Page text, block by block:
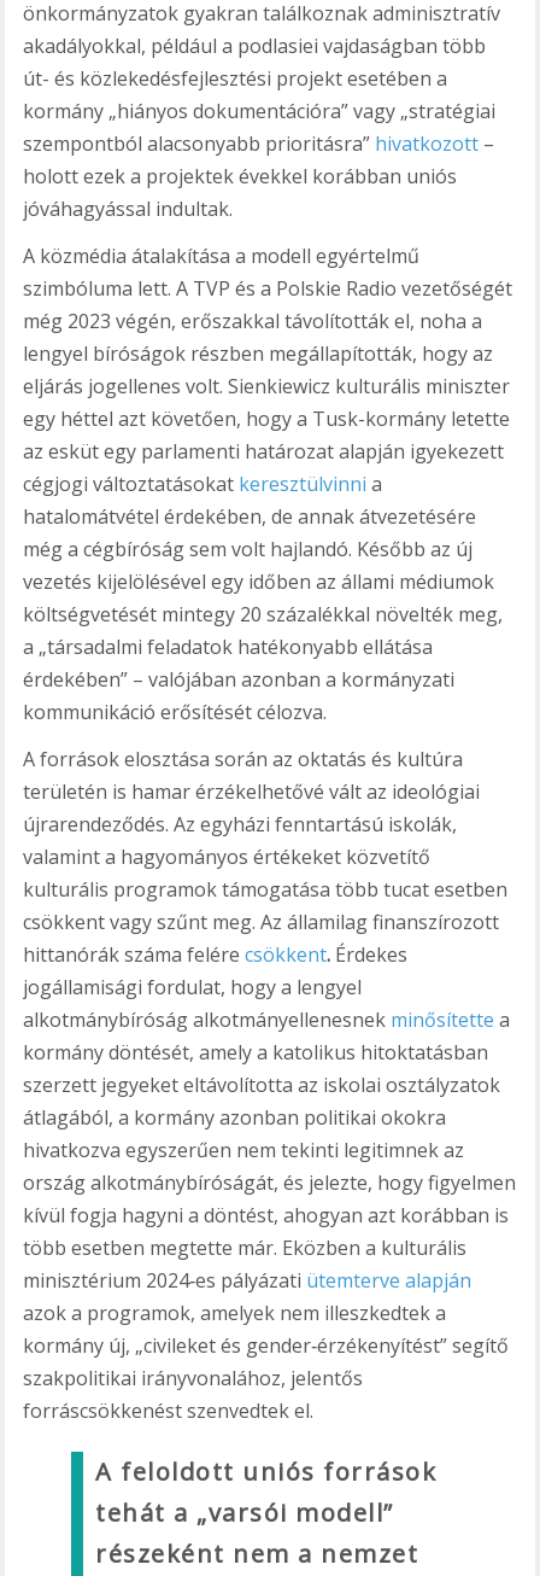
önkormányzatok gyakran találkoznak adminisztratív
akadályokkal, például a podlasiei vajdaságban több
út- és közlekedésfejlesztési projekt esetében a
kormány „hiányos dokumentációra” vagy „stratégiai
szempontból alacsonyabb prioritásra” hivatkozott –
holott ezek a projektek évekkel korábban uniós
jóváhagyással indultak.
A közmédia átalakítása a modell egyértelmű
szimbóluma lett. A TVP és a Polskie Radio vezetőségét
még 2023 végén, erőszakkal távolították el, noha a
lengyel bíróságok részben megállapították, hogy az
eljárás jogellenes volt. Sienkiewicz kulturális miniszter
egy héttel azt követően, hogy a Tusk-kormány letette
az esküt egy parlamenti határozat alapján igyekezett
cégjogi változtatásokat keresztülvinni a
hatalomátvétel érdekében, de annak átvezetésére
még a cégbíróság sem volt hajlandó. Később az új
vezetés kijelölésével egy időben az állami médiumok
költségvetését mintegy 20 százalékkal növelték meg,
a „társadalmi feladatok hatékonyabb ellátása
érdekében” – valójában azonban a kormányzati
kommunikáció erősítését célozva.
A források elosztása során az oktatás és kultúra
területén is hamar érzékelhetővé vált az ideológiai
újrarendeződés. Az egyházi fenntartású iskolák,
valamint a hagyományos értékeket közvetítő
kulturális programok támogatása több tucat esetben
csökkent vagy szűnt meg. Az államilag finanszírozott
hittanórák száma felérecsökkent. Érdekes
jogállamisági fordulat, hogy a lengyel
alkotmánybíróság alkotmányellenesnek minősítette a
kormány döntését, amely a katolikus hitoktatásban
szerzett jegyeket eltávolította az iskolai osztályzatok
átlagából, a kormány azonban politikai okokra
hivatkozva egyszerűen nem tekinti legitimnek az
ország alkotmánybíróságát, és jelezte, hogy figyelmen
kívül fogja hagyni a döntést, ahogyan azt korábban is
több esetben megtette már. Eközben a kulturális
minisztérium 2024‑es pályázati ütemterve alapján
azok a programok, amelyek nem illeszkedtek a
kormány új, „civileket és gender‑érzékenyítést” segítő
szakpolitikai irányvonalához, jelentős
forráscsökkenést szenvedtek el.
A feloldott uniós források
tehát a „varsói modell”
részeként nem a nemzet